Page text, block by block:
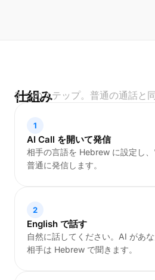
仕組み
3 つのステップ。普通の通話と同
1
AI Call を開いて発信
相手の言語を Hebrew に設定し、
普通に発信します。
2
English で話す
自然に話してください。AI があ
相手は Hebrew で聞きます。